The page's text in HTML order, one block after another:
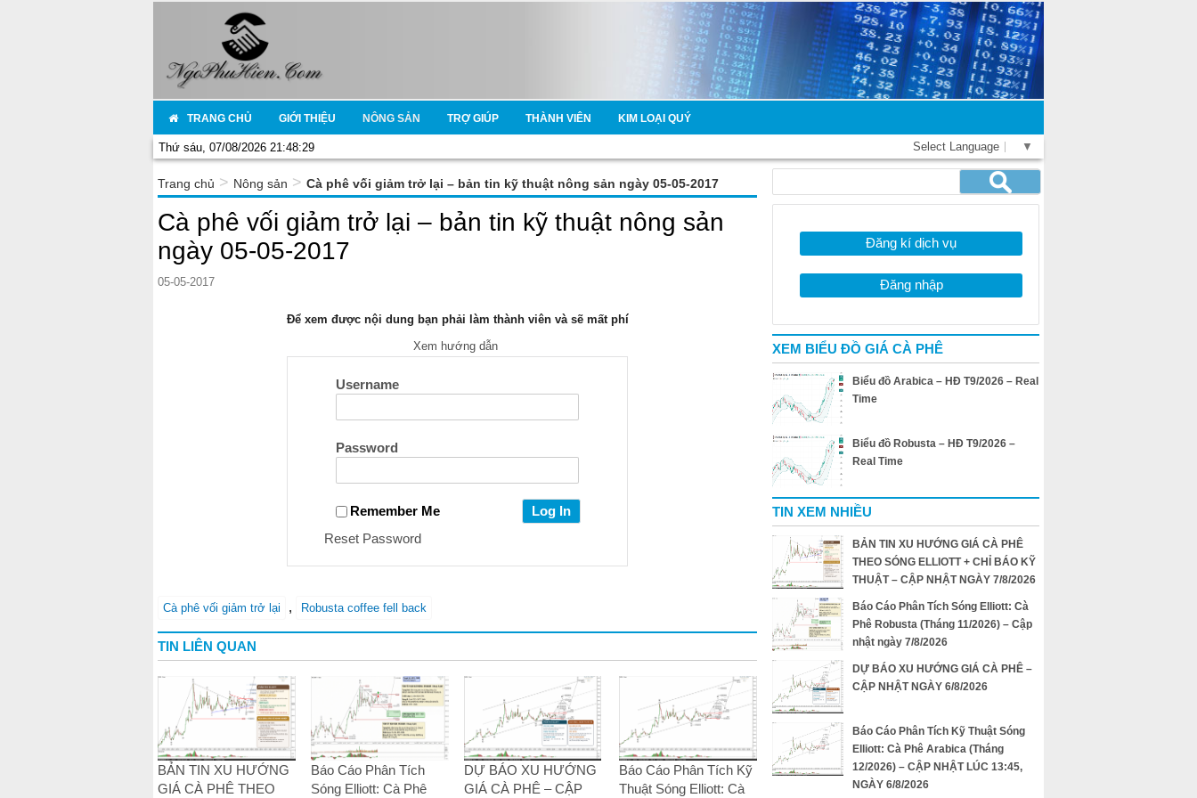
TRANG CHỦ GIỚI THIỆU NÔNG SẢN TRỢ GIÚP THÀNH VIÊN KIM LOẠI QUÝ
Thứ sáu, 07/08/2026 21:48:29 Select Language ▼
Trang chủ > Nông sản > Cà phê vối giảm trở lại – bản tin kỹ thuật nông sản ngày 05-05-2017
Cà phê vối giảm trở lại – bản tin kỹ thuật nông sản
ngày 05-05-2017
05-05-2017
Để xem được nội dung bạn phải làm thành viên và sẽ mất phí
Xem hướng dẫn
Username
Password
Remember Me
Reset Password
Cà phê vối giảm trở lại , Robusta coffee fell back
TIN LIÊN QUAN
BẢN TIN XU HƯỚNG
GIÁ CÀ PHÊ THEO
Báo Cáo Phân Tích
Sóng Elliott: Cà Phê
DỰ BÁO XU HƯỚNG
GIÁ CÀ PHÊ – CẬP
Báo Cáo Phân Tích Kỹ
Thuật Sóng Elliott: Cà
Đăng kí dịch vụ
Đăng nhập
XEM BIỂU ĐỒ GIÁ CÀ PHÊ
Biểu đồ Arabica – HĐ T9/2026 – Real
Time
Biểu đồ Robusta – HĐ T9/2026 –
Real Time
TIN XEM NHIỀU
BẢN TIN XU HƯỚNG GIÁ CÀ PHÊ
THEO SÓNG ELLIOTT + CHỈ BÁO KỸ
THUẬT – CẬP NHẬT NGÀY 7/8/2026
Báo Cáo Phân Tích Sóng Elliott: Cà
Phê Robusta (Tháng 11/2026) – Cập
nhật ngày 7/8/2026
DỰ BÁO XU HƯỚNG GIÁ CÀ PHÊ –
CẬP NHẬT NGÀY 6/8/2026
Báo Cáo Phân Tích Kỹ Thuật Sóng
Elliott: Cà Phê Arabica (Tháng
12/2026) – CẬP NHẬT LÚC 13:45,
NGÀY 6/8/2026